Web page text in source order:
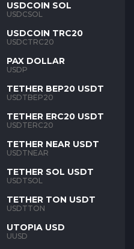
USDCOIN SOL
USDCSOL
USDCOIN TRC20
USDCTRC20
PAX DOLLAR
USDP
TETHER BEP20 USDT
USDTBEP20
TETHER ERC20 USDT
USDTERC20
TETHER NEAR USDT
USDTNEAR
TETHER SOL USDT
USDTSOL
TETHER TON USDT
USDTTON
UTOPIA USD
UUSD